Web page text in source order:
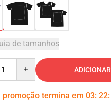
de tamanhos
promoção termina em 03: 22: